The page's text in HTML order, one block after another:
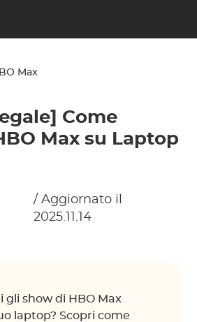
Max
Come
Max su Laptop
/ Aggiornato il
2025.11.14
gli show di HBO Max
laptop? Scopri come